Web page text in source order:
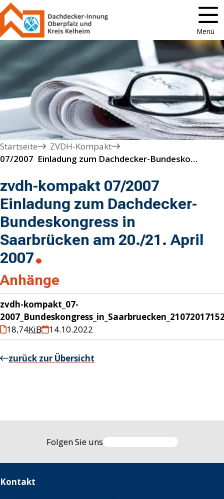
Menü
Startseite
ZVDH-Kompakt
07/2007  Einladung zum Dachdecker-Bundeskongress in Saarbrücken am 20./21. April 2007
zvdh-kompakt 07/2007
Einladung zum Dachdecker-
Bundeskongress in
Saarbrücken am 20./21. April
2007
Anhänge
zvdh-kompakt_07-
18,74KiB 14.10.2022
zurück zur Übersicht
Folgen Sie uns
Kontakt